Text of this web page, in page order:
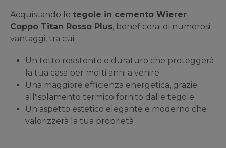
Acquistando le tegole in cemento Wierer
Coppo Titan Rosso Plus, beneficerai di numerosi
vantaggi, tra cui:
Un tetto resistente e duraturo che proteggerà
la tua casa per molti anni a venire
Una maggiore efficienza energetica, grazie
all'isolamento termico fornito dalle tegole
Un aspetto estetico elegante e moderno che
valorizzerà la tua proprietà